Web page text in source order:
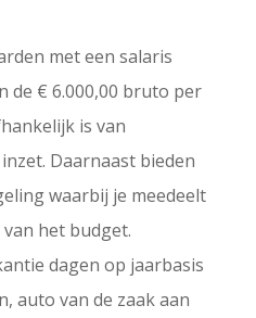
met een salaris
de € 6.000,00 bruto per
is van
Daarnaast bieden
waarbij je meedeelt
het budget.
dagen op jaarbasis
auto van de zaak aan